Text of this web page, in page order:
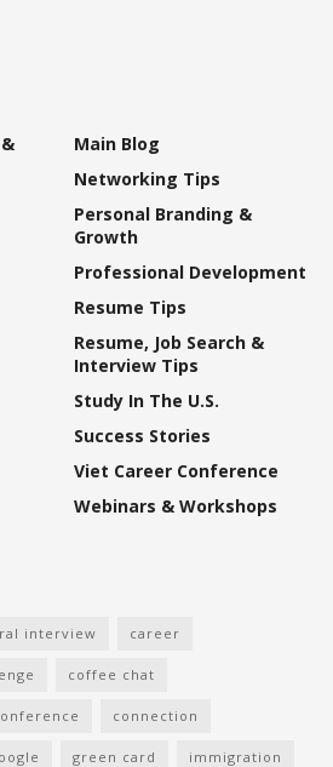
Main Blog
Networking Tips
Personal Branding &
Growth
Professional Development
Resume Tips
Resume, Job Search &
Interview Tips
Study In The U.S.
Success Stories
Viet Career Conference
Webinars & Workshops
interview career
coffee chat
connection
green card immigration